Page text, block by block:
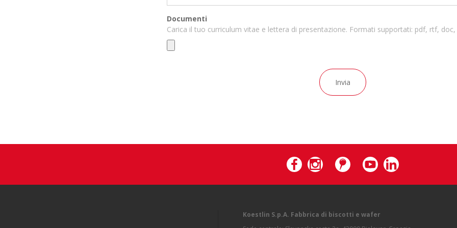
Documenti
Carica il tuo curriculum vitae e lettera di presentazione. Formati supportati: pdf, rtf, doc,
Koestlin S.p.A. Fabbrica di biscotti e wafer